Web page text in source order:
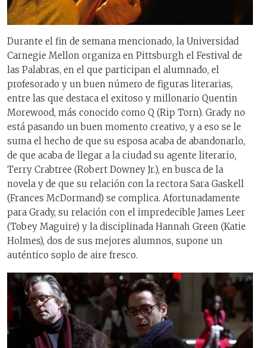
Durante el fin de semana mencionado, la Universidad
Carnegie Mellon organiza en Pittsburgh el Festival de
las Palabras, en el que participan el alumnado, el
profesorado y un buen número de figuras literarias,
entre las que destaca el exitoso y millonario Quentin
Morewood, más conocido como Q (Rip Torn). Grady no
está pasando un buen momento creativo, y a eso se le
suma el hecho de que su esposa acaba de abandonarlo,
de que acaba de llegar a la ciudad su agente literario,
Terry Crabtree (Robert Downey Jr.), en busca de la
novela y de que su relación con la rectora Sara Gaskell
(Frances McDormand) se complica. Afortunadamente
para Grady, su relación con el impredecible James Leer
(Tobey Maguire) y la disciplinada Hannah Green (Katie
Holmes), dos de sus mejores alumnos, supone un
auténtico soplo de aire fresco.